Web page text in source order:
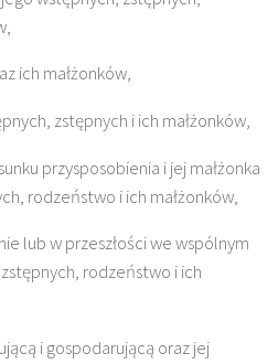
ich małżonków,
zstępnych i ich małżonków,
przysposobienia i jej małżonka
rodzeństwo i ich małżonków,
lub w przeszłości we wspólnym
rodzeństwo i ich
i gospodarującą oraz jej